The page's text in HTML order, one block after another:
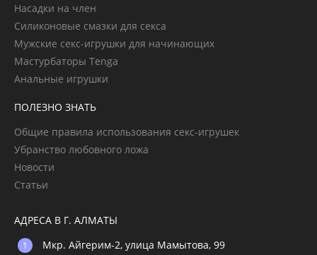
Насадки на член
Силиконовые смазки для секса
Мужские секс-игрушки для начинающих
Мастурбаторы Tenga
Анальные игрушки
ПОЛЕЗНО ЗНАТЬ
Общие правила использования секс-игрушек
Убранство любовного ложа
Новости
Статьи
АДРЕСА В Г. АЛМАТЫ
Мкр. Айгерим-2, улица Мамытова, 99